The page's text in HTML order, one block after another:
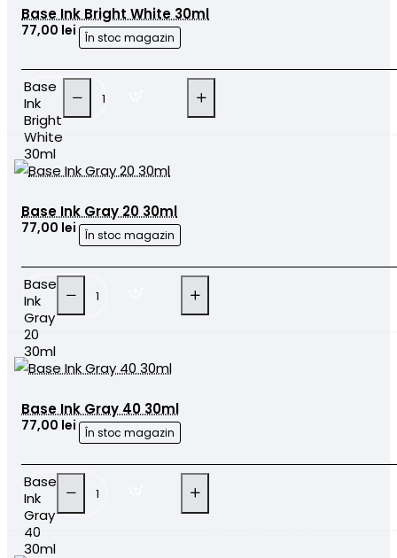
Base Ink Bright White 30ml
În stoc magazin
77,00 lei
Base
Ink
Bright
White
30ml
Base Ink Gray 20 30ml
În stoc magazin
77,00 lei
Base
Ink
Gray
20
30ml
Base Ink Gray 40 30ml
În stoc magazin
77,00 lei
Base
Ink
Gray
40
30ml